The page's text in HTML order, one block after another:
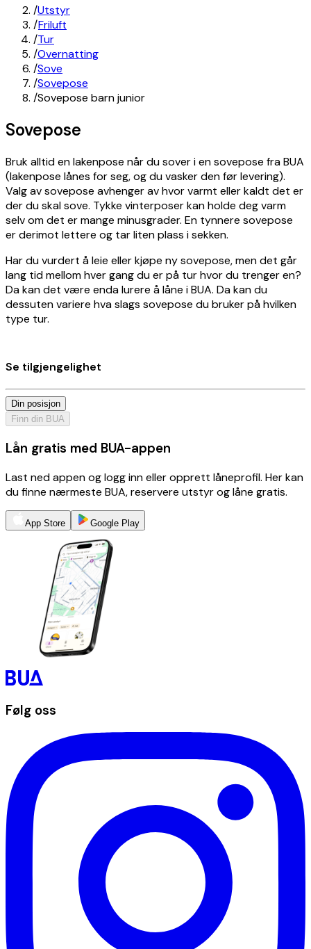
/Utstyr
/Friluft
/Tur
/Overnatting
/Sove
/Sovepose
/Sovepose barn junior
Sovepose
Bruk alltid en lakenpose når du sover i en sovepose fra BUA
(lakenpose lånes for seg, og du vasker den før levering).
Valg av sovepose avhenger av hvor varmt eller kaldt det er
der du skal sove. Tykke vinterposer kan holde deg varm
selv om det er mange minusgrader. En tynnere sovepose
er derimot lettere og tar liten plass i sekken.
Har du vurdert å leie eller kjøpe ny sovepose, men det går
lang tid mellom hver gang du er på tur hvor du trenger en?
Da kan det være enda lurere å låne i BUA. Da kan du
dessuten variere hva slags sovepose du bruker på hvilken
type tur.
Se tilgjengelighet
Din posisjon
Finn din BUA
Lån gratis med BUA-appen
Last ned appen og logg inn eller opprett låneprofil. Her kan
du finne nærmeste BUA, reservere utstyr og låne gratis.
App Store Google Play
Følg oss